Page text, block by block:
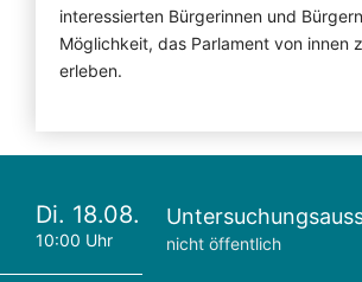
interessierten Bürgerinnen und
Möglichkeit, das Parlament von innen
erleben.
Di. 18.08.
10:00 Uhr nicht öffentlich